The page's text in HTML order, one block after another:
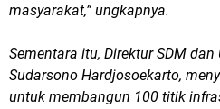
masyarakat,” ungkapnya.
Sementara itu, Direktur SDM
Sudarsono Hardjosoekarto,
untuk membangun 100 titik